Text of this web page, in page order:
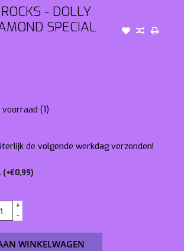
- DOLLY
SPECIAL
voorraad (1)
de volgende werkdag verzonden!
. (+€0,99)
+
-
WINKELWAGEN